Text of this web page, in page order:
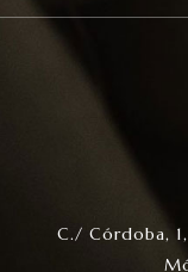
C./ Córdoba,